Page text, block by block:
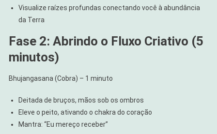
Visualize raízes profundas conectando você à abundância
da Terra
Fase 2: Abrindo o Fluxo Criativo (5
minutos)
Bhujangasana (Cobra) – 1 minuto
Deitada de bruços, mãos sob os ombros
Eleve o peito, ativando o chakra do coração
Mantra: “Eu mereço receber”